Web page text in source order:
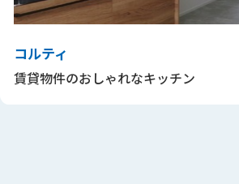
コルティ
賃貸物件のおしゃれなキッチン